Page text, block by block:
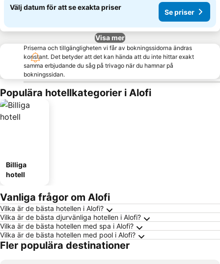
Välj datum för att se exakta priser
Se priser
Visa mer
Priserna och tillgängligheten vi får av bokningssidorna ändras
konstant. Det betyder att det kan hända att du inte hittar exakt
samma erbjudande du såg på trivago när du hamnar på
bokningssidan.
Populära hotellkategorier i Alofi
Billiga
hotell
Vanliga frågor om Alofi
Vilka är de bästa hotellen i Alofi?
Vilka är de bästa djurvänliga hotellen i Alofi?
Vilka är de bästa hotellen med spa i Alofi?
Vilka är de bästa hotellen med pool i Alofi?
Fler populära destinationer